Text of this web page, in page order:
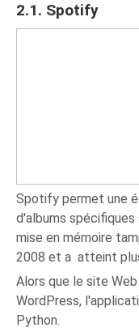
2.1. Spotify
Spotify permet une
d'albums spécifiques
mise en mémoire
2008 et a atteint
Alors que le site
WordPress,
Python.